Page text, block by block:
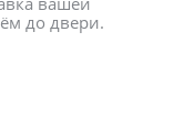
до двери.